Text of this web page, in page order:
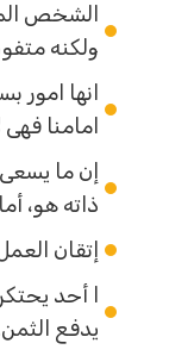
الشخص
ولكنه
انها امور
امامنا
إن ما
ذاته هو،
إتقان
ا أحد
يدفع